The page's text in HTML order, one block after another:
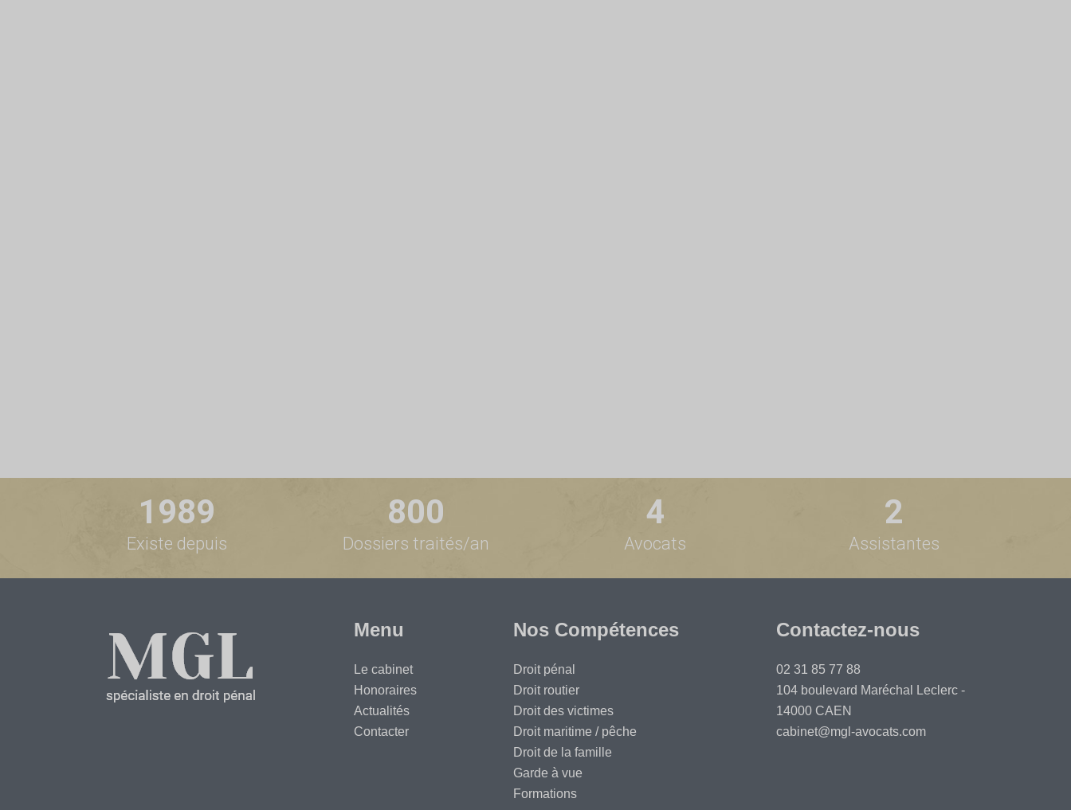
1989
Existe depuis
800
Dossiers traités/an
4
Avocats
2
Assistantes
Menu
Le cabinet
Honoraires
Actualités
Contacter
Nos Compétences
Droit pénal
Droit routier
Droit des victimes
Droit maritime / pêche
Droit de la famille
Garde à vue
Formations
Contactez-nous
02 31 85 77 88
104 boulevard Maréchal Leclerc -
14000 CAEN
cabinet@mgl-avocats.com